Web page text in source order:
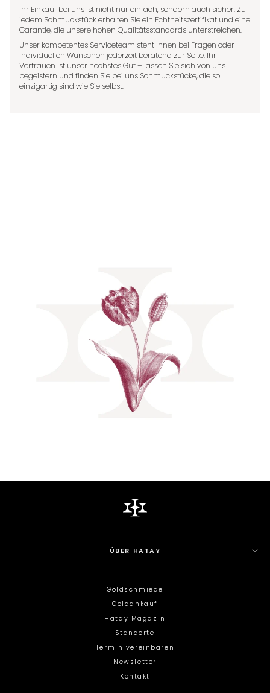
Ihr Einkauf bei uns ist nicht nur einfach, sondern auch sicher. Zu
jedem Schmuckstück erhalten Sie ein Echtheitszertifikat und eine
Garantie, die unsere hohen Qualitätsstandards unterstreichen.
Unser kompetentes Serviceteam steht Ihnen bei Fragen oder
individuellen Wünschen jederzeit beratend zur Seite. Ihr
Vertrauen ist unser höchstes Gut – lassen Sie sich von uns
begeistern und finden Sie bei uns Schmuckstücke, die so
einzigartig sind wie Sie selbst.
ÜBER HATAY
Goldschmiede
Goldankauf
Hatay Magazin
Standorte
Termin vereinbaren
Newsletter
Kontakt